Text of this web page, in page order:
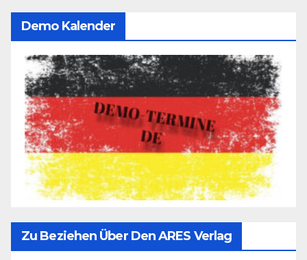
Demo Kalender
Zu Beziehen Über Den ARES Verlag